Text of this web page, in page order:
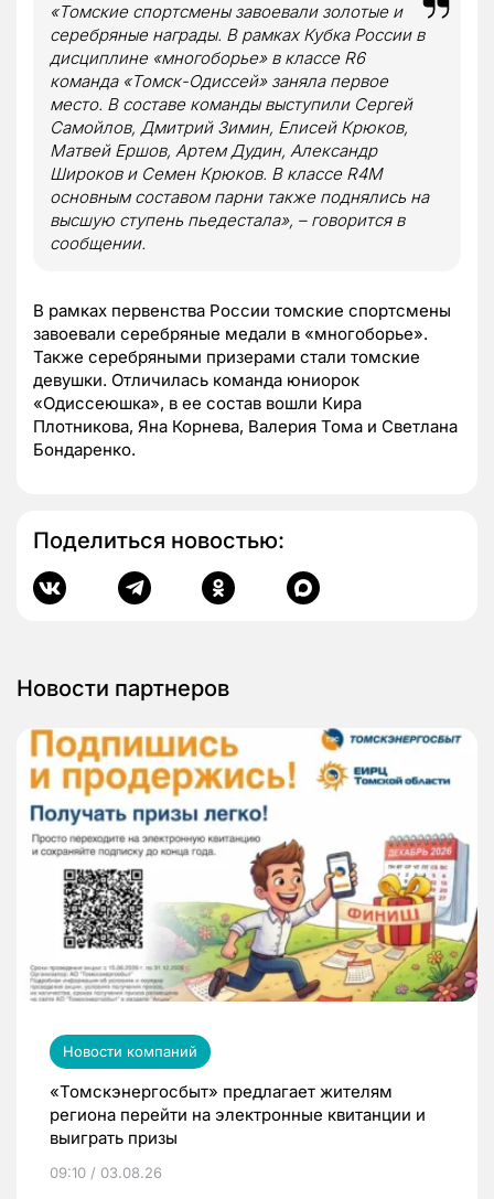
«Томские спортсмены завоевали золотые и
серебряные награды. В рамках Кубка России в
дисциплине «многоборье» в классе R6
команда «Томск-Одиссей» заняла первое
место. В составе команды выступили Сергей
Самойлов, Дмитрий Зимин, Елисей Крюков,
Матвей Ершов, Артем Дудин, Александр
Широков и Семен Крюков. В классе R4M
основным составом парни также поднялись на
высшую ступень пьедестала», – говорится в
сообщении.
В рамках первенства России томские спортсмены
завоевали серебряные медали в «многоборье».
Также серебряными призерами стали томские
девушки. Отличилась команда юниорок
«Одиссеюшка», в ее состав вошли Кира
Плотникова, Яна Корнева, Валерия Тома и Светлана
Бондаренко.
Поделиться новостью:
Новости партнеров
Новости компаний
«Томскэнергосбыт» предлагает жителям
региона перейти на электронные квитанции и
выиграть призы
09:10 / 03.08.26